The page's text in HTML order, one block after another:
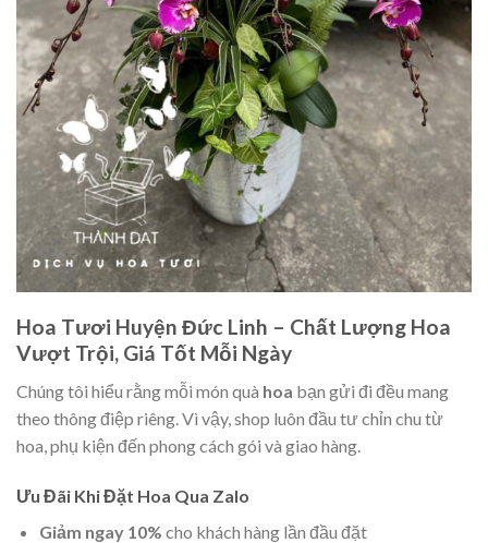
Hoa Tươi Huyện Đức Linh – Chất Lượng Hoa
Vượt Trội, Giá Tốt Mỗi Ngày
Chúng tôi hiểu rằng mỗi món quà hoa bạn gửi đi đều mang
theo thông điệp riêng. Vì vậy, shop luôn đầu tư chỉn chu từ
hoa, phụ kiện đến phong cách gói và giao hàng.
Ưu Đãi Khi Đặt Hoa Qua Zalo
Giảm ngay 10% cho khách hàng lần đầu đặt